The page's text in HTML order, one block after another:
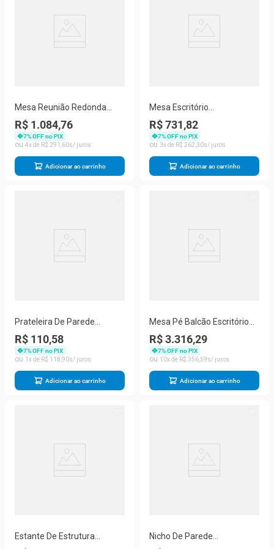
Mesa Reunião Redonda
1100pe40tub Castanheira
Natural-verde Miró
R$ 1.084,76
7% OFF no PIX
4
R$ 291 60
Adicionar ao carrinho
Mesa Escritório
1340x600x750mm
M1340pe40tub Castanheira
Natural-grafito
R$ 731,82
7% OFF no PIX
3
R$ 262 30
Adicionar ao carrinho
Prateleira De Parede
600x250mm Cinza
R$ 110,58
7% OFF no PIX
1
R$ 118 90
Adicionar ao carrinho
Mesa Pé Balcão Escritório
Com 3 Gavetas 189x180cm
Preto-walnut
R$ 3.316,29
7% OFF no PIX
10
R$ 35659
Adicionar ao carrinho
Estante De Estrutura
Nicho De Parede